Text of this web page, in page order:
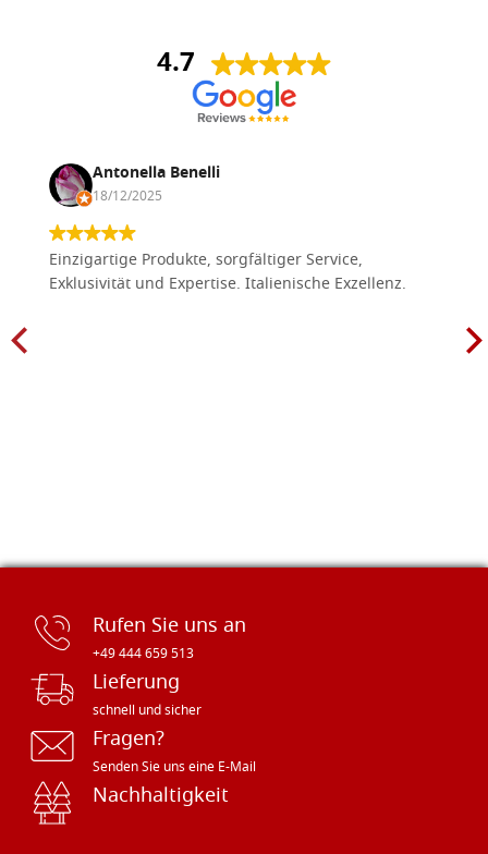
4.7
Antonella Benelli
18/12/2025
Einzigartige Produkte, sorgfältiger Service,
Exklusivität und Expertise. Italienische Exzellenz.
Rufen Sie uns an
+49 444 659 513
Lieferung
schnell und sicher
Fragen?
Senden Sie uns eine E-Mail
Nachhaltigkeit